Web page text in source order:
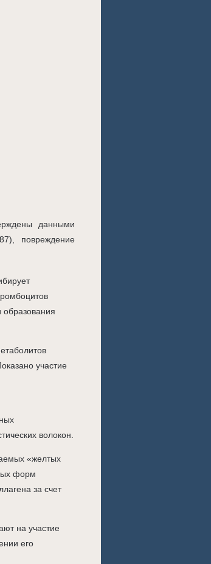
данными
повреждение
участие
волокон.
«желтых
форм
за счет
на участие
его